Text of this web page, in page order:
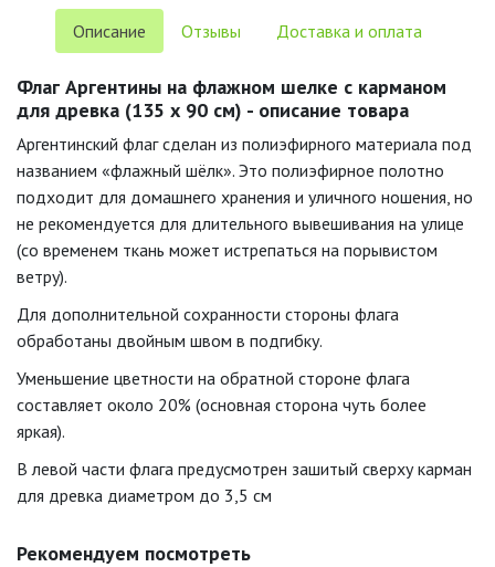
Описание Отзывы Доставка и оплата
Флаг Аргентины на флажном шелке с карманом
для древка (135 х 90 см) - описание товара
Аргентинский флаг сделан из полиэфирного материала под
названием «флажный шёлк». Это полиэфирное полотно
подходит для домашнего хранения и уличного ношения, но
не рекомендуется для длительного вывешивания на улице
(со временем ткань может истрепаться на порывистом
ветру).
Для дополнительной сохранности стороны флага
обработаны двойным швом в подгибку.
Уменьшение цветности на обратной стороне флага
составляет около 20% (основная сторона чуть более
яркая).
В левой части флага предусмотрен зашитый сверху карман
для древка диаметром до 3,5 см
Рекомендуем посмотреть